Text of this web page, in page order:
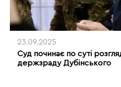
23.09.2025
Суд починає по суті
держзраду Дубінського